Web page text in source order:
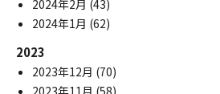
2024年2月 (43)
2024年1月 (62)
2023
2023年12月 (70)
2023年11月 (58)